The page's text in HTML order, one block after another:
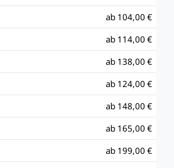
ab 104,00 €
ab 114,00 €
ab 138,00 €
ab 124,00 €
ab 148,00 €
ab 165,00 €
ab 199,00 €